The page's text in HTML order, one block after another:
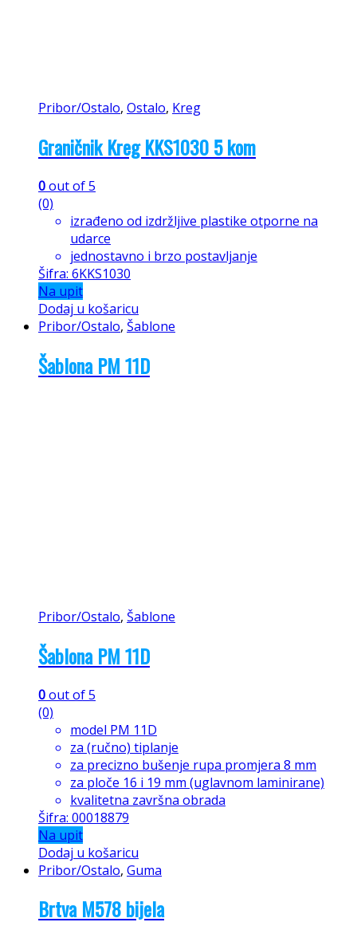
Pribor/Ostalo, Ostalo, Kreg
Graničnik Kreg KKS1030 5 kom
0out of 5
(0)
izrađeno od izdržljive plastike otporne na
udarce
jednostavno i brzo postavljanje
Šifra: 6KKS1030
Na upit
Dodaj u košaricu
Pribor/Ostalo, Šablone
Šablona PM 11D
Pribor/Ostalo, Šablone
Šablona PM 11D
0out of 5
(0)
model PM 11D
za (ručno) tiplanje
za precizno bušenje rupa promjera 8 mm
za ploče 16 i 19 mm (uglavnom laminirane)
kvalitetna završna obrada
Šifra: 00018879
Na upit
Dodaj u košaricu
Pribor/Ostalo, Guma
Brtva M578 bijela